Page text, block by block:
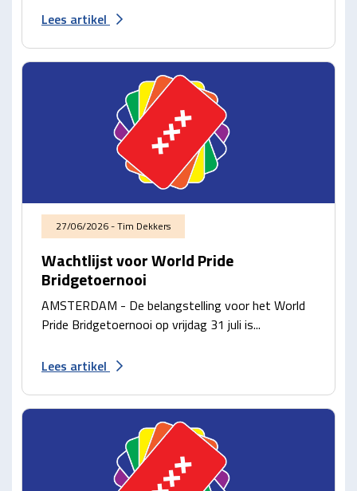
Lees artikel
27/06/2026 - Tim Dekkers
Wachtlijst voor World Pride
Bridgetoernooi
AMSTERDAM - De belangstelling voor het World
Pride Bridgetoernooi op vrijdag 31 juli is...
Lees artikel